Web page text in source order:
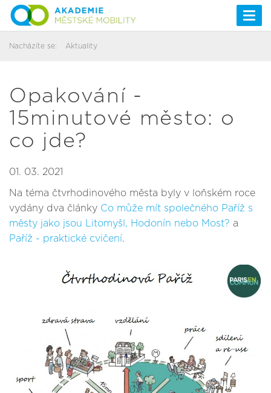
Nacházíte se: Aktuality
Opakování -
15minutové město: o
co jde?
01. 03. 2021
Na téma čtvrhodinového města byly v loňském roce
vydány dva články Co může mít společného Paříž s
městy jako jsou Litomyšl, Hodonín nebo Most? a
Paříž - praktické cvičení.